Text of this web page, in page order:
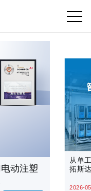
动注塑
从单
拓斯
2026-